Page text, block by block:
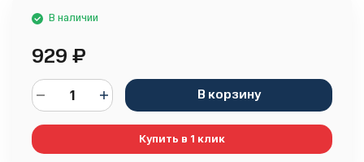
В наличии
929 ₽
В корзину
Купить в 1 клик